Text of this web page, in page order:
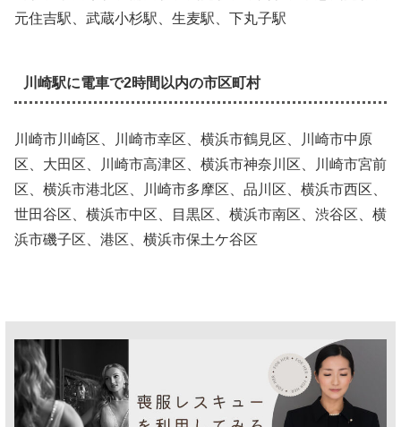
元住吉駅、武蔵小杉駅、生麦駅、下丸子駅
川崎駅に電車で2時間以内の市区町村
川崎市川崎区、川崎市幸区、横浜市鶴見区、川崎市中原
区、大田区、川崎市高津区、横浜市神奈川区、川崎市宮前
区、横浜市港北区、川崎市多摩区、品川区、横浜市西区、
世田谷区、横浜市中区、目黒区、横浜市南区、渋谷区、横
浜市磯子区、港区、横浜市保土ケ谷区